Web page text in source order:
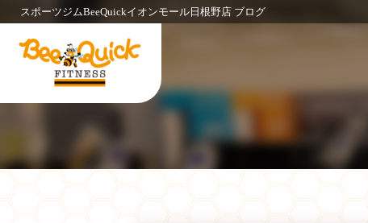
スポーツジムBeeQuickイオンモール日根野店 ブログ